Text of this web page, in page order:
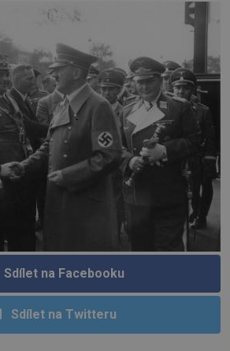
Sdílet na Facebooku
Sdílet na Twitteru